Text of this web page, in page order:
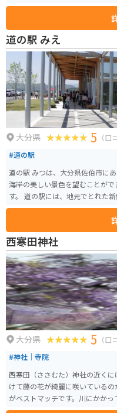
に、佐伯湾で獲れる新鮮な魚介
食材をふんだんに使った料理を
は、豊後水道や佐伯湾を一望で
ります。 バイクで訪れる場合、道の駅 やよいは、駐車場も広く、休憩場所と
しても最適です。周辺には、リア
ツーリングの拠点としてもおす
の特産品を味わってみてはいか
道の駅 みえ
大分県 5 （口
#道の駅
道の駅 みつは、大分県佐伯市に
海岸の美しい景色を望むことが
す。 道の駅には、地元でとれた新鮮な魚介類を販売する直売所や、海鮮丼や
魚の煮付けなど、地元の食材を
また、みかんやデコポンなど、佐
イクで訪れる場合、道の駅の駐
ます。また、道の駅周辺には、
ースがいくつかあります。 道の駅 みつは、美しい景色と新鮮な海の幸を満喫
できる道の駅です。佐伯市を訪
西寒田神社
大分県 5 （口
#神社｜寺院
西寒田（ささむた）神社の近く
けて藤の花が綺麗に咲いている
がベストマッチです。川にかか
見ると上から見る形になり藤の